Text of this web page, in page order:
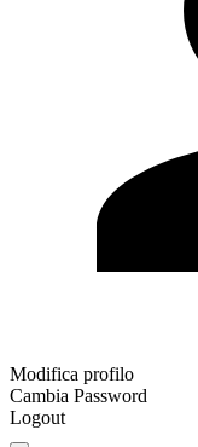
Modifica profilo
Cambia Password
Logout